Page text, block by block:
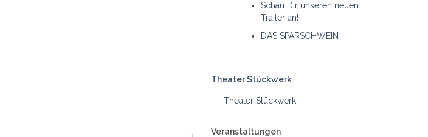
Schau Dir unseren neuen
Trailer an!
DAS SPARSCHWEIN
Theater Stückwerk
Theater Stückwerk
Veranstaltungen